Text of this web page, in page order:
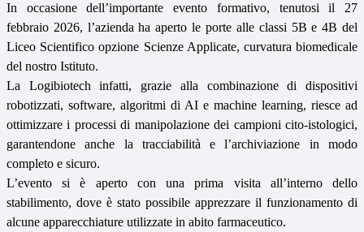
In occasione dell’importante evento formativo, tenutosi il 27
febbraio 2026, l’azienda ha aperto le porte alle classi 5B e 4B del
Liceo Scientifico opzione Scienze Applicate, curvatura biomedicale
del nostro Istituto.
La Logibiotech infatti, grazie alla combinazione di dispositivi
robotizzati, software, algoritmi di AI e machine learning, riesce ad
ottimizzare i processi di manipolazione dei campioni cito-istologici,
garantendone anche
la tracciabilità e l’archiviazione in modo
completo e sicuro.
L’evento si è aperto con una prima visita all’interno dello
stabilimento, dove è stato possibile apprezzare il funzionamento di
alcune apparecchiature utilizzate in abito farmaceutico.